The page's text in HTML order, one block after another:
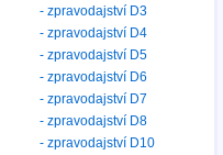
- zpravodajství D3
- zpravodajství D4
- zpravodajství D5
- zpravodajství D6
- zpravodajství D7
- zpravodajství D8
- zpravodajství D10